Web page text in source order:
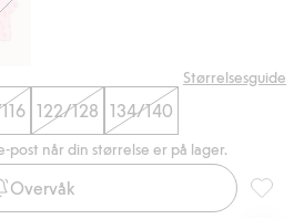
Størrelsesguide
122/128 134/140
post når din størrelse er på lager.
Overvåk